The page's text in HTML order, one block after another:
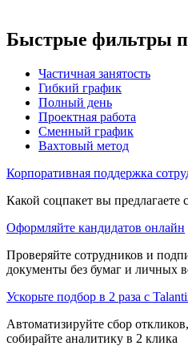
Быстрые фильтры
Частичная занятость
Гибкий график
Полный день
Проектная работа
Сменный график
Вахтовый метод
Корпоративная поддержка
Какой соцпакет вы
Оформляйте кандидатов онлайн
Проверяйте сотрудников и
документы без бумаг и личных
Ускорьте подбор в 2 раза с
Автоматизируйте сбор
собирайте аналитику в 2 клика